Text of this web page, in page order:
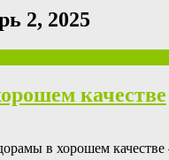
2, 2025
качестве
в хорошем